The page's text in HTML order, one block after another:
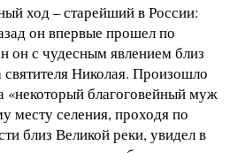
ход – старейший в России:
он впервые прошел по
он с чудесным явлением близ
Николая. Произошло
«некоторый благоговейный муж
месту селения, проходя по
близ Великой реки, увидел в